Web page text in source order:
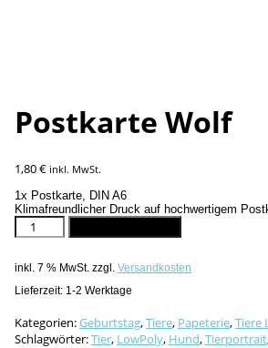
Postkarte Wolf
1,80€ inkl. MwSt.
1x Postkarte, DIN A6
Klimafreundlicher Druck auf hochwertigem
Postkarte
Wolf
inkl. 7 % MwSt. zzgl. Versandkosten
Lieferzeit: 1-2 Werktage
Kategorien:Geburtstag,Tiere, Papeterie,Tiere
Schlagwörter:Tier, LowPoly, Hund,Tierportrait